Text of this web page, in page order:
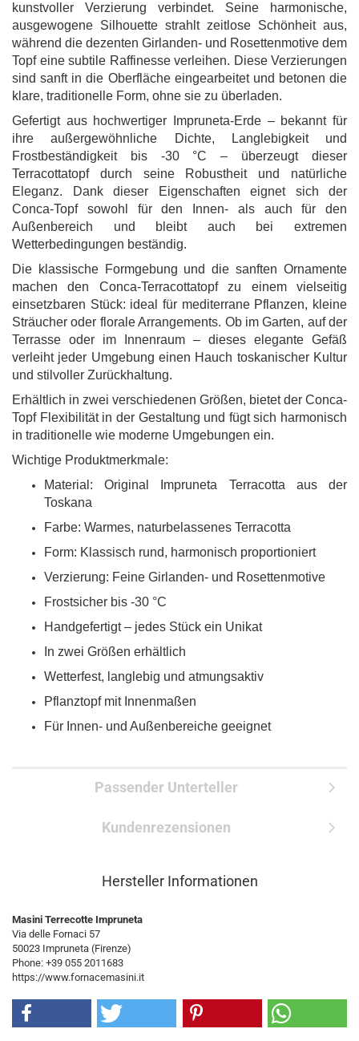
kunstvoller Verzierung verbindet. Seine harmonische,
ausgewogene Silhouette strahlt zeitlose Schönheit aus,
während die dezenten Girlanden- und Rosettenmotive dem
Topf eine subtile Raffinesse verleihen. Diese Verzierungen
sind sanft in die Oberfläche eingearbeitet und betonen die
klare, traditionelle Form, ohne sie zu überladen.
Gefertigt aus hochwertiger Impruneta-Erde – bekannt für
ihre außergewöhnliche Dichte, Langlebigkeit und
Frostbeständigkeit bis -30 °C – überzeugt dieser
Terracottatopf durch seine Robustheit und natürliche
Eleganz. Dank dieser Eigenschaften eignet sich der
Conca-Topf sowohl für den Innen- als auch für den
Außenbereich und bleibt auch bei extremen
Wetterbedingungen beständig.
Die klassische Formgebung und die sanften Ornamente
machen den Conca-Terracottatopf zu einem vielseitig
einsetzbaren Stück: ideal für mediterrane Pflanzen, kleine
Sträucher oder florale Arrangements. Ob im Garten, auf der
Terrasse oder im Innenraum – dieses elegante Gefäß
verleiht jeder Umgebung einen Hauch toskanischer Kultur
und stilvoller Zurückhaltung.
Erhältlich in zwei verschiedenen Größen, bietet der Conca-
Topf Flexibilität in der Gestaltung und fügt sich harmonisch
in traditionelle wie moderne Umgebungen ein.
Wichtige Produktmerkmale:
Material: Original Impruneta Terracotta aus der
Toskana
Farbe: Warmes, naturbelassenes Terracotta
Form: Klassisch rund, harmonisch proportioniert
Verzierung: Feine Girlanden- und Rosettenmotive
Frostsicher bis -30 °C
Handgefertigt – jedes Stück ein Unikat
In zwei Größen erhältlich
Wetterfest, langlebig und atmungsaktiv
Pflanztopf mit Innenmaßen
Für Innen- und Außenbereiche geeignet
Passender Unterteller
Kundenrezensionen
Hersteller Informationen
Masini Terrecotte Impruneta
Via delle Fornaci 57
50023 Impruneta (Firenze)
Phone: +39 055 2011683
https://www.fornacemasini.it